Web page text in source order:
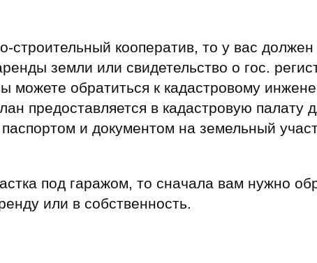
кооператив, то у вас должен
земли или свидетельство о гос.
обратиться к кадастровому
предоставляется в кадастровую палату
и документом на земельный
под гаражом, то сначала вам нужно
или в собственность.